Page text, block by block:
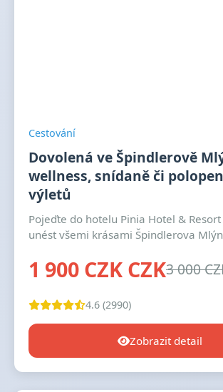
Cestování
Dovolená ve Špindlerově
wellness, snídaně či
výletů
Pojeďte do hotelu Pinia Hotel &
unést všemi krásami Špindlerova
1 900 CZK CZK3 000
4.6 (2990)
Zobrazit detail